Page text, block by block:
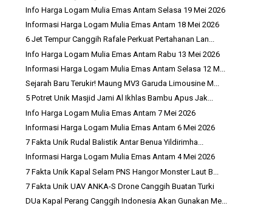
Info Harga Logam Mulia Emas Antam Selasa 19 Mei 2026
Informasi Harga Logam Mulia Emas Antam 18 Mei 2026
6 Jet Tempur Canggih Rafale Perkuat Pertahanan Lan...
Info Harga Logam Mulia Emas Antam Rabu 13 Mei 2026
Informasi Harga Logam Mulia Emas Antam Selasa 12 M...
Sejarah Baru Terukir! Maung MV3 Garuda Limousine M...
5 Potret Unik Masjid Jami Al Ikhlas Bambu Apus Jak...
Info Harga Logam Mulia Emas Antam 7 Mei 2026
Informasi Harga Logam Mulia Emas Antam 6 Mei 2026
7 Fakta Unik Rudal Balistik Antar Benua Yildirimha...
Informasi Harga Logam Mulia Emas Antam 4 Mei 2026
7 Fakta Unik Kapal Selam PNS Hangor Monster Laut B...
7 Fakta Unik UAV ANKA-S Drone Canggih Buatan Turki
DUa Kapal Perang Canggih Indonesia Akan Gunakan Me...